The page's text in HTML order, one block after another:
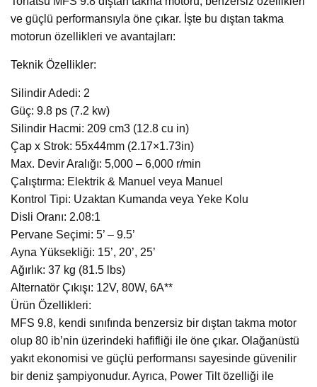
ve güçlü performansıyla öne çıkar. İşte bu dıştan takma
motorun özellikleri ve avantajları:
Teknik Özellikler:
Silindir Adedi: 2
Güç: 9.8 ps (7.2 kw)
Silindir Hacmi: 209 cm3 (12.8 cu in)
Çap x Strok: 55x44mm (2.17×1.73in)
Max. Devir Aralığı: 5,000 – 6,000 r/min
Çalıştırma: Elektrik & Manuel veya Manuel
Kontrol Tipi: Uzaktan Kumanda veya Yeke Kolu
Disli Oranı: 2.08:1
Pervane Seçimi: 5’ – 9.5’
Ayna Yüksekliği: 15’, 20’, 25’
Ağırlık: 37 kg (81.5 lbs)
Alternatör Çıkışı: 12V, 80W, 6A**
Ürün Özellikleri:
MFS 9.8, kendi sınıfında benzersiz bir dıştan takma motor
olup 80 ib’nin üzerindeki hafifliği ile öne çıkar. Olağanüstü
yakıt ekonomisi ve güçlü performansı sayesinde güvenilir
bir deniz şampiyonudur. Ayrıca, Power Tilt özelliği ile